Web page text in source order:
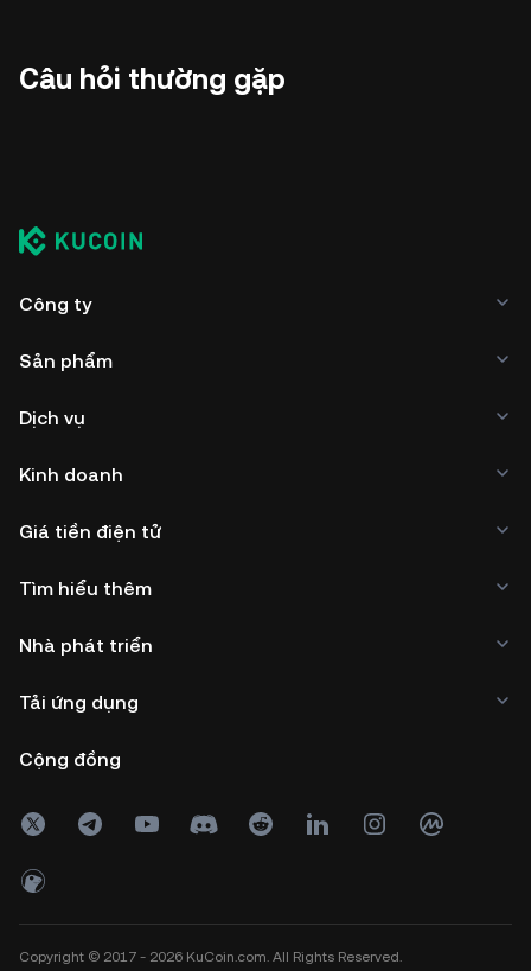
Câu hỏi thường gặp
Công ty
Sản phẩm
Dịch vụ
Kinh doanh
Giá tiền điện tử
Tìm hiểu thêm
Nhà phát triển
Tải ứng dụng
Cộng đồng
Copyright © 2017 - 2026 KuCoin.com. All Rights Reserved.